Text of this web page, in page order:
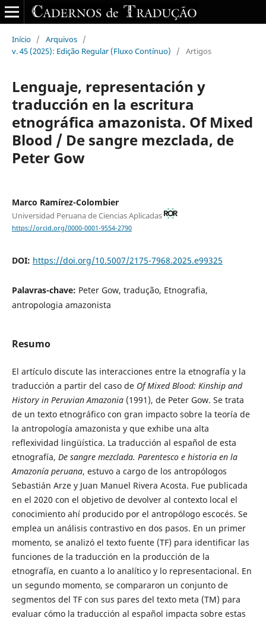
Início / Arquivos /
v. 45 (2025): Edição Regular (Fluxo Contínuo)
/ Artigos
Lenguaje, representación y
traducción en la escritura
etnográfica amazonista. Of Mixed
Blood / De sangre mezclada, de
Peter Gow
Marco Ramírez-Colombier
Universidad Peruana de Ciencias Aplicadas
https://orcid.org/0000-0001-9554-2790
DOI: https://doi.org/10.5007/2175-7968.2025.e99325
Palavras-chave: Peter Gow, tradução, Etnografia,
antropologia amazonista
Resumo
El artículo discute las interacciones entre la etnografía y la
traducción a partir del caso de Of Mixed Blood: Kinship and
History in Peruvian Amazonia(1991), de Peter Gow. Se trata
de un texto etnográfico con gran impacto sobre la teoría de
la antropología amazonista y que exhibe una alta
reflexividad lingüística. La traducción al español de esta
etnografía, De sangre mezclada. Parentesco e historia en la
Amazonía peruana, estuvo a cargo de los antropólogos
Sebastián Arze y Juan Manuel Rivera Acosta. Fue publicada
en el 2020 con el objetivo de devolver al contexto local el
conocimiento ahí producido por el antropólogo escocés. Se
emplea un análisis contrastivo en dos pasos. En un primer
momento, se analizó el texto fuente (TF) para identificar las
funciones de la traducción en la producción de la
etnografía, en cuanto a lo analítico y lo representacional. En
un segundo momento, se compararon un conjunto de
segmentos del TF con sus pares del texto meta (TM) para
evaluar cómo la traducción al español impacta sobre estas